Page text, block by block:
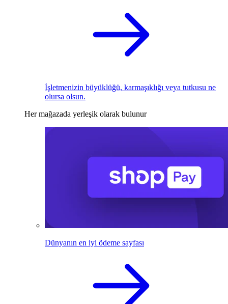
İşletmenizin büyüklüğü, karmaşıklığı veya tutkusu ne
olursa olsun.
Her mağazada yerleşik olarak bulunur
Dünyanın en iyi ödeme sayfası